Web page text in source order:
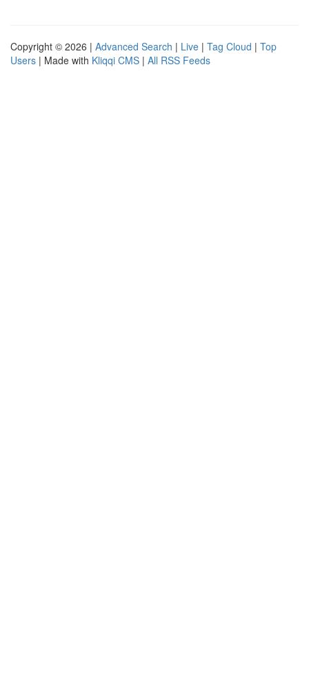
Copyright © 2026 | Advanced Search | Live | Tag Cloud | Top
Users | Made with Kliqqi CMS | All RSS Feeds